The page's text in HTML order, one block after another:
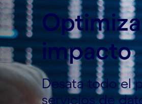
impacto
Desata todo el
servicios de